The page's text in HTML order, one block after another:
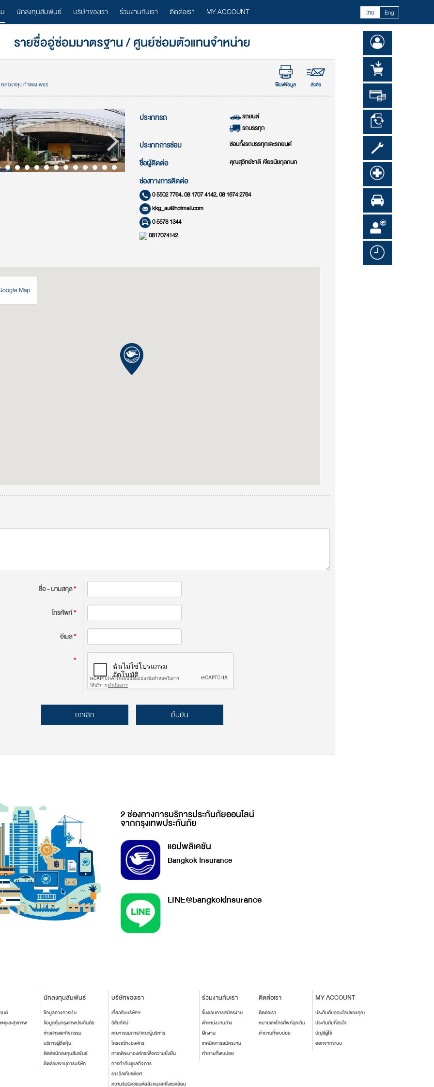
นักลงทุนสัมพันธ์ บริษัทของเรา ร่วมงานกับเรา ติดต่อเรา MY ACCOUNT ไทย Eng
รายชื่ออู่ซ่อมมาตรฐาน / ศูนย์ซ่อมตัวแทนจำหน่าย
องขลุง กำแพงเพชร พิมพ์ข้อมูล ส่งต่อ
ประเภทรถ
รถยนต์
รถบรรทุก
ประเภทการซ่อม ซ่อมทั้งรถบรรทุกและรถยนต์
ชื่อผู้ติดต่อ คุณสุวิทย์ชาติ เจียรนัยกุลกนก
ช่องทางการติดต่อ
0 5502 7764, 08 1707 4142, 08 1674 2764
kkg_au@hotmail.com
0 5578 1344
0817074142
Map
ชื่อ - นามสกุล*
โทรศัพท์*
อีเมล*
*
ยกเลิก ยืนยัน
2 ช่องทางการบริการประกันภัยออนไลน์
จากกรุงเทพประกันภัย
แอปพลิเคชัน
Bangkok Insurance
LINE@bangkokinsurance
นต์
ตุและสุขภาพ
นักลงทุนสัมพันธ์
ข้อมูลทางการเงิน
ข้อมูลหุ้นกรุงเทพประกันภัย
ข่าวสารและกิจกรรม
บริการผู้ถือหุ้น
ติดต่อนักลงทุนสัมพันธ์
ติดต่อเลขานุการบริษัท
บริษัทของเรา
เกี่ยวกับบริษัทฯ
วิสัยทัศน์
คณะกรรมการ/คณะผู้บริหาร
โครงสร้างองค์กร
การพัฒนาองค์กรเพื่อความยั่งยืน
การกำกับดูแลกิจการ
รางวัลเกียรติยศ
ความรับผิดชอบต่อสังคมและสิ่งแวดล้อม
ร่วมงานกับเรา
ขั้นตอนการสมัครงาน
ตำแหน่งงานว่าง
ฝึกงาน
เทคนิคการสมัครงาน
คำถามที่พบบ่อย
ติดต่อเรา
ติดต่อเรา
หมายเลขโทรศัพท์ฉุกเฉิน
คำถามที่พบบ่อย
MY ACCOUNT
ประกันภัยออนไลน์ของคุณ
ประกันภัยที่สนใจ
บัญชีผู้ใช้
ออกจากระบบ